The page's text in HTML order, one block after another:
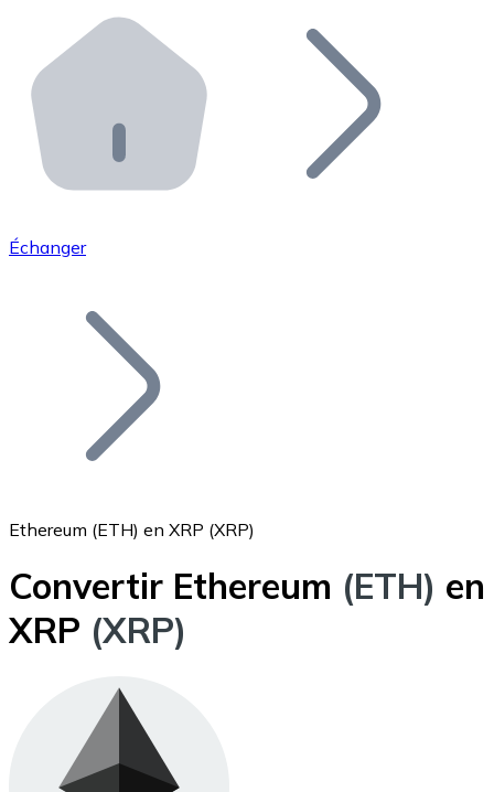
Distributeurs automatiques Bitnovo
Intégrez un ATM Bitnovo dans votre entreprise et
API Bitnovo
Intégrez notre API dans votre écosystème.
Rejoignez notre réseau de distributeurs et
Ajoutez le token de votre projet à notre service
Bitcoin
BTC
Échanger
Ethereum (ETH) en XRP (XRP)
Convertir Ethereum (ETH) en
XRP (XRP)